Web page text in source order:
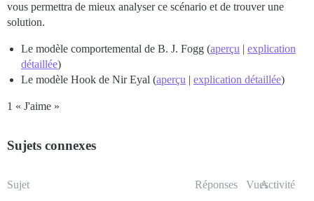
vous permettra de mieux analyser ce scénario et de trouver une
solution.
Le modèle comportemental de B. J. Fogg (aperçu | explication
détaillée)
Le modèle Hook de Nir Eyal (aperçu | explication détaillée)
1 « J'aime »
Sujets connexes
Sujet Réponses VuesActivité